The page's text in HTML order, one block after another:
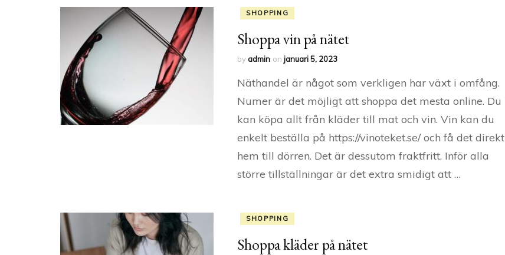
SHOPPING
Shoppa vin på nätet
byadmin on januari 5, 2023
Näthandel är något som verkligen har växt i omfång.
Numer är det möjligt att shoppa det mesta online. Du
kan köpa allt från kläder till mat och vin. Vin kan du
enkelt beställa på https://vinoteket.se/ och få det direkt
hem till dörren. Det är dessutom fraktfritt. Inför alla
större tillställningar är det extra smidigt att …
SHOPPING
Shoppa kläder på nätet